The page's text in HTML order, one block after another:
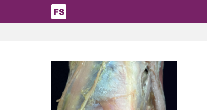
Pasar al contenido principal